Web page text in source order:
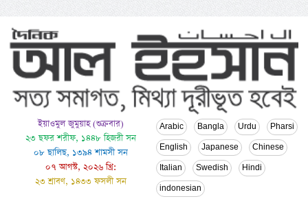
ইয়াওমুল জুমুয়াহ (শুক্রবার)
২৩ ছফর শরীফ, ১৪৪৮ হিজরী সন
০৮ ছালিছ, ১৩৯৪ শামসী সন
০৭ আগস্ট, ২০২৬ খ্রি:
২৩ শ্রাবণ, ১৪৩৩ ফসলী সন
Arabic Bangla Urdu Pharsi
English Japanese Chinese
Italian Swedish Hindi
indonesian